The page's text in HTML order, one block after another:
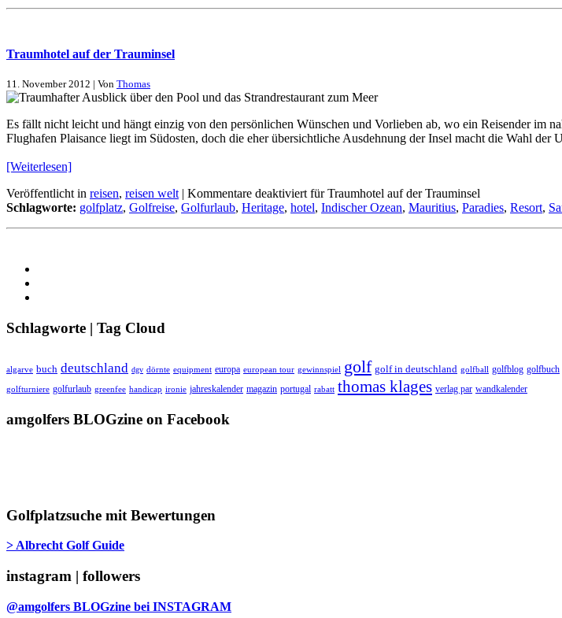
Traumhotel auf der Trauminsel
11. November 2012 | Von Thomas
Es fällt nicht leicht und hängt einzig von den persönlichen Wünschen und Vorlieben ab, wo ein Reisender im
Flughafen Plaisance liegt im Südosten, doch die eher übersichtliche Ausdehnung der Insel macht die Wahl
[Weiterlesen]
Veröffentlicht in reisen, reisen welt | Kommentare deaktiviert für Traumhotel auf der Trauminsel
Schlagworte: golfplatz, Golfreise, Golfurlaub, Heritage, hotel, Indischer Ozean, Mauritius, Paradies, Resort,
Schlagworte | Tag Cloud
algarve buch deutschland dgv dörnte equipment europa european tour gewinnspiel golf golf in deutschland golfball golfblog golfbuch
golfturniere golfurlaub greenfee handicap ironie jahreskalender magazin portugal rabatt thomas klages verlag par wandkalender
amgolfers BLOGzine on Facebook
Golfplatzsuche mit Bewertungen
> Albrecht Golf Guide
instagram | followers
@amgolfers BLOGzine bei INSTAGRAM